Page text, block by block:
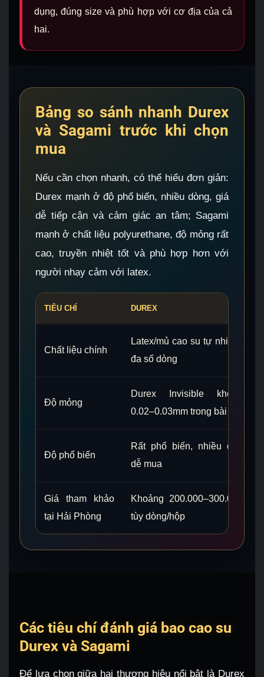
dụng, đúng size và phù hợp với cơ địa của cả
hai.
Bảng so sánh nhanh Durex
và Sagami trước khi chọn
mua
Nếu cần chọn nhanh, có thể hiểu đơn giản:
Durex mạnh ở độ phổ biến, nhiều dòng, giá
dễ tiếp cận và cảm giác an tâm; Sagami
mạnh ở chất liệu polyurethane, độ mỏng rất
cao, truyền nhiệt tốt và phù hợp hơn với
người nhạy cảm với latex.
TIÊU CHÍ DUREX
Chất liệu chính
Latex/mủ cao su tự nhiên ở
đa số dòng
Độ mỏng
Durex Invisible khoảng
0.02–0.03mm trong bài
Độ phổ biến
Rất phổ biến, nhiều dòng
dễ mua
Giá tham khảo
tại Hải Phòng
Khoảng 200.000–300.000đ
tùy dòng/hộp
Các tiêu chí đánh giá bao cao su
Durex và Sagami
Để lựa chọn giữa hai thương hiệu nổi bật là Durex